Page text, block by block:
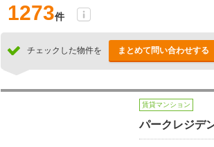
1273件
チェックした物件を まとめて問い合わせする
賃貸マンション
パークレジデ